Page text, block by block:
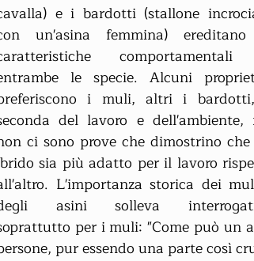
e i bardotti (stallone
un'asina femmina)
le specie. Alcuni
i muli, altri i
del lavoro e dell'ambiente,
ci sono prove che dimostrino
sia più adatto per il lavoro
L'importanza storica dei
asini solleva
per i muli: "Come può un
pur essendo una parte così